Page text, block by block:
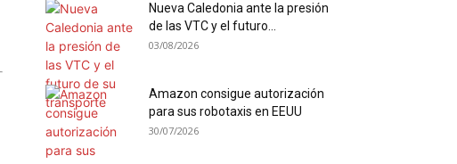
Nueva Caledonia ante la presión
de las VTC y el futuro...
03/08/2026
Amazon consigue autorización
para sus robotaxis en EEUU
30/07/2026